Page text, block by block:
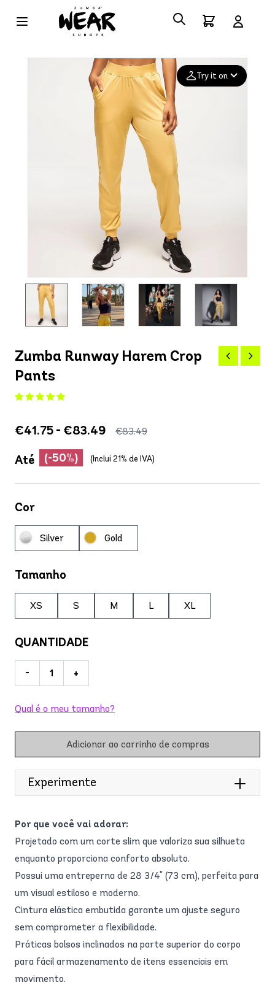
Try it on
Add your
Deleted after 24 hours
Zumba Runway Harem Crop
Pants
€41.75 - €83.49 €83.49
Até (-50%) (Inclui 21% de IVA)
Cor
Silver Gold
Tamanho
XS S M L XL
QUANTIDADE
- +
Qual é o meu tamanho?
Adicionar ao carrinho de compras
Experimente
Por que você vai adorar:
Projetado com um corte slim que valoriza sua silhueta
enquanto proporciona conforto absoluto.
Possui uma entreperna de 28 3/4" (73 cm), perfeita para
um visual estiloso e moderno.
Cintura elástica embutida garante um ajuste seguro
sem comprometer a flexibilidade.
Práticas bolsos inclinados na parte superior do corpo
para fácil armazenamento de itens essenciais em
movimento.